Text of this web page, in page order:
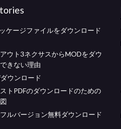
ケージファイルをダウンロード
ウト3ネクサスからMODをダウ
きない理由
ウンロード
トPDFのダウンロードのための
ルバージョン無料ダウンロード